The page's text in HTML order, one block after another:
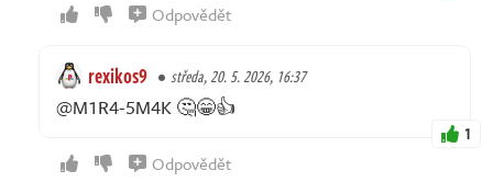
Odpovědět
rexikos9 středa, 20. 5. 2026, 16:37
@M1R4-5M4K 🤔😁👍
1
Odpovědět